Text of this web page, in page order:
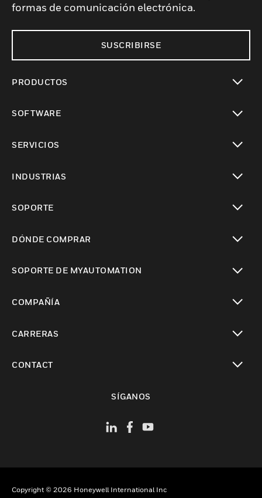
formas de comunicación electrónica.
SUSCRIBIRSE
PRODUCTOS
SOFTWARE
SERVICIOS
INDUSTRIAS
SOPORTE
DÓNDE COMPRAR
SOPORTE DE MYAUTOMATION
COMPAÑÍA
CARRERAS
CONTACT
SÍGANOS
Copyright © 2026 Honeywell International Inc